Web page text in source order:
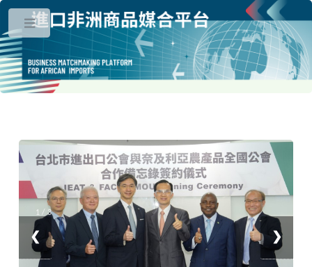
1 / 3
❮ ❯
Toggle